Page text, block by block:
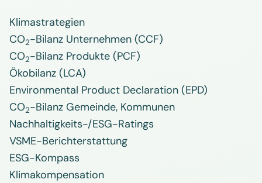
Klimastrategien
CO2-Bilanz Unternehmen (CCF)
CO2-Bilanz Produkte (PCF)
Ökobilanz (LCA)
Environmental Product Declaration (EPD)
CO2-Bilanz Gemeinde, Kommunen
Nachhaltigkeits-/ESG-Ratings
VSME-Berichterstattung
ESG-Kompass
Klimakompensation